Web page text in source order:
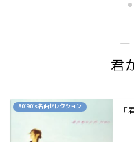
―
君
80`90's名曲セレクション 「